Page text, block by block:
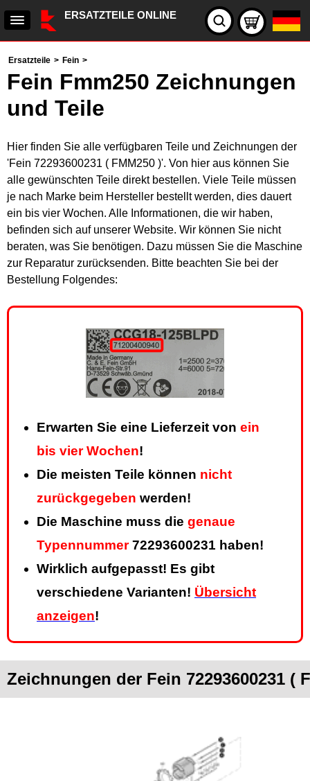
ERSATZTEILE ONLINE
Ersatzteile > Fein >
Fein Fmm250 Zeichnungen
und Teile
Hier finden Sie alle verfügbaren Teile und Zeichnungen der
'Fein 72293600231 ( FMM250 )'. Von hier aus können Sie
alle gewünschten Teile direkt bestellen. Viele Teile müssen
je nach Marke beim Hersteller bestellt werden, dies dauert
ein bis vier Wochen. Alle Informationen, die wir haben,
befinden sich auf unserer Website. Wir können Sie nicht
beraten, was Sie benötigen. Dazu müssen Sie die Maschine
zur Reparatur zurücksenden. Bitte beachten Sie bei der
Bestellung Folgendes:
Erwarten Sie eine Lieferzeit von ein
bis vier Wochen!
Die meisten Teile können nicht
zurückgegeben werden!
Die Maschine muss die genaue
Typennummer72293600231 haben!
Wirklich aufgepasst! Es gibt
verschiedene Varianten! Übersicht
anzeigen!
Zeichnungen der Fein 72293600231 (